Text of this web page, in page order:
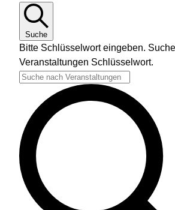
Suche
Bitte Schlüsselwort eingeben.
Veranstaltungen Schlüsselwort.